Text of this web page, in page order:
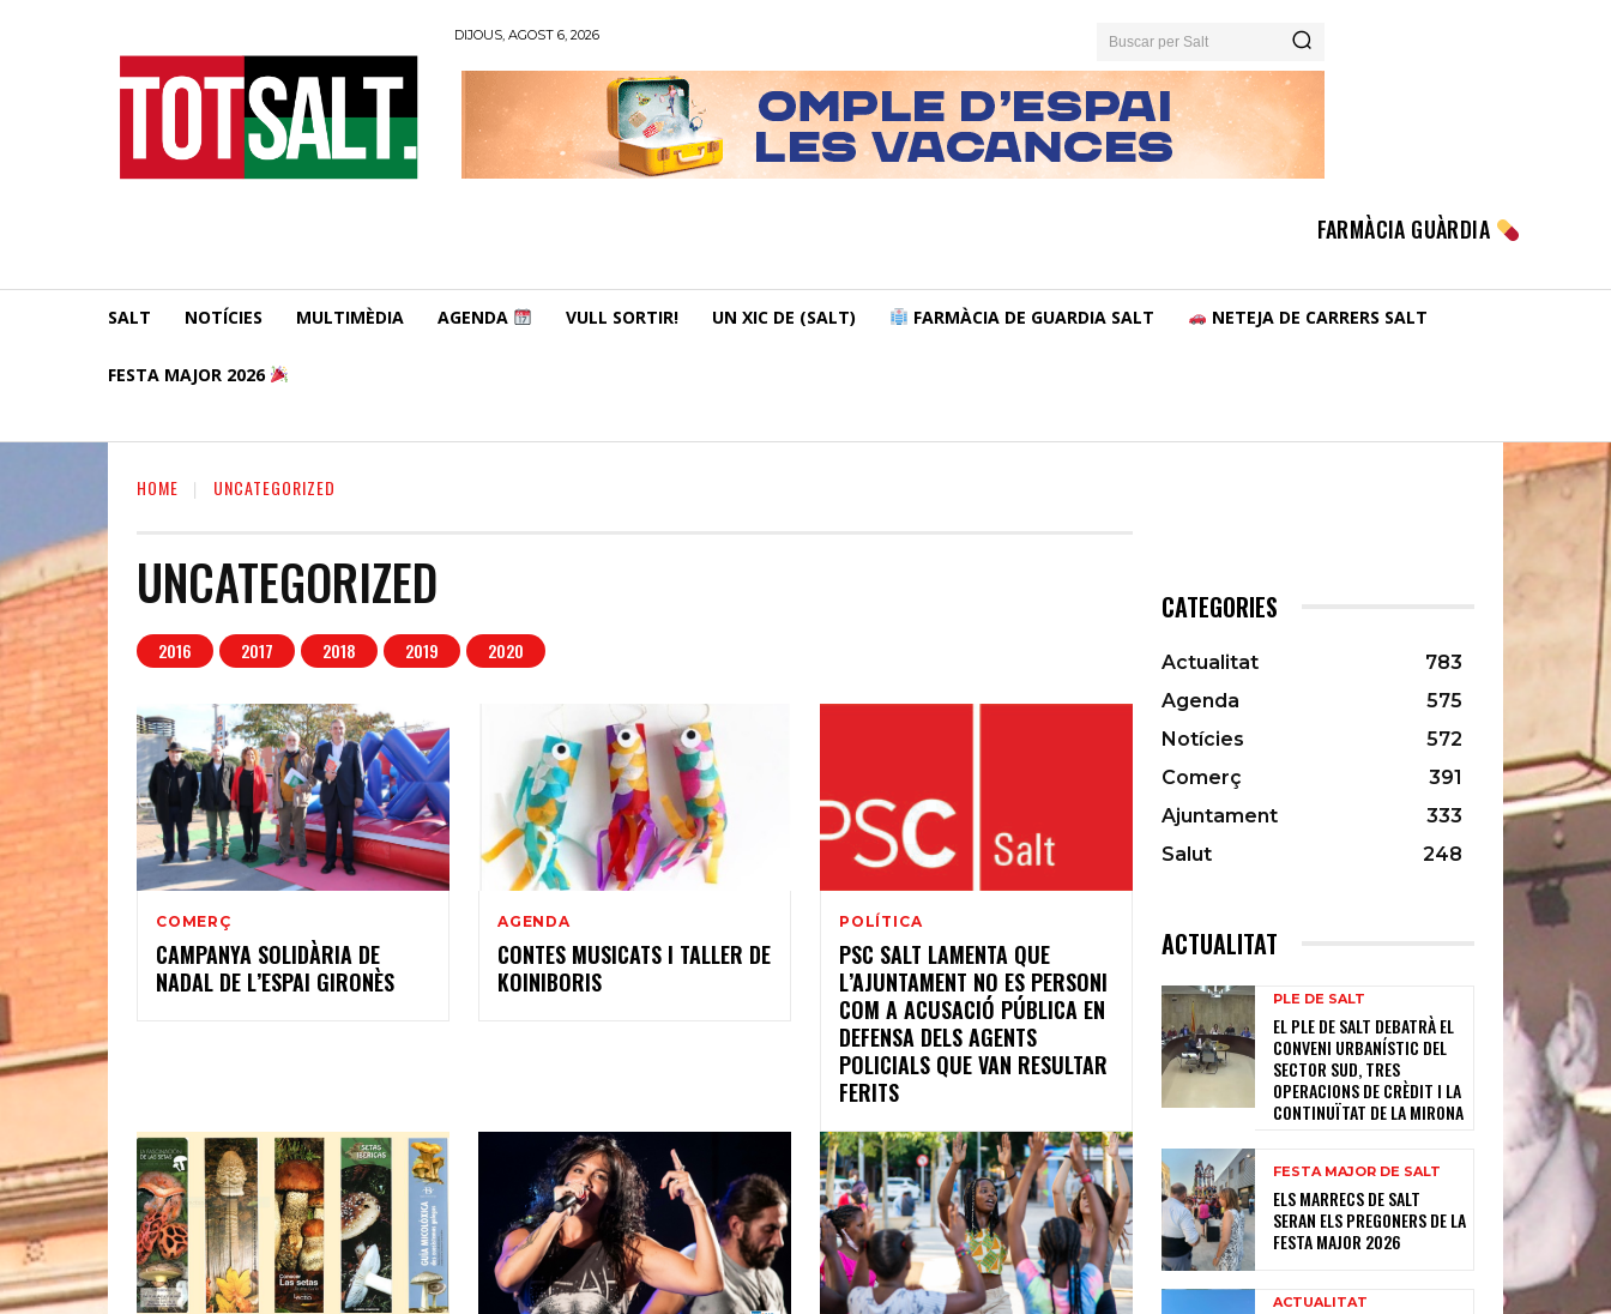
DIJOUS, AGOST 6, 2026 Buscar per Salt
FARMÀCIA GUÀRDIA
SALT NOTÍCIES MULTIMÈDIA AGENDA VULL SORTIR! UN XIC DE (SALT) FARMÀCIA DE GUARDIA SALT NETEJA DE CARRERS SALT
FESTA MAJOR 2026
HOME UNCATEGORIZED
UNCATEGORIZED
2016 2017 2018 2019 2020
COMERÇ
CAMPANYA SOLIDÀRIA DE
NADAL DE L’ESPAI GIRONÈS
AGENDA
CONTES MUSICATS I TALLER DE
KOINIBORIS
POLÍTICA
PSC SALT LAMENTA QUE
L’AJUNTAMENT NO ES PERSONI
COM A ACUSACIÓ PÚBLICA EN
DEFENSA DELS AGENTS
POLICIALS QUE VAN RESULTAR
FERITS
CATEGORIES
Actualitat
783
Agenda
575
Notícies
572
Comerç
391
Ajuntament
333
Salut
248
ACTUALITAT
PLE DE SALT
EL PLE DE SALT DEBATRÀ EL
CONVENI URBANÍSTIC DEL
SECTOR SUD, TRES
OPERACIONS DE CRÈDIT I LA
CONTINUÏTAT DE LA MIRONA
FESTA MAJOR DE SALT
ELS MARRECS DE SALT
SERAN ELS PREGONERS DE LA
FESTA MAJOR 2026
ACTUALITAT